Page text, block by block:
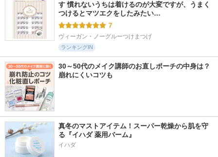
す 慣れないうちは着けるのが大変ですが、うまく
つけるとマツエクをしたみたい…
7
ヴィーガン・ノーグルーつけまつげ
ランキングIN
30～50代のメイク講師のお直しポーチの中身は？
崩れにくいコツも
真冬のマストアイテム！スーパー乾燥から肌を守
る『イハダ 薬用バーム』
イハダ